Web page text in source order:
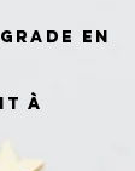
en
à